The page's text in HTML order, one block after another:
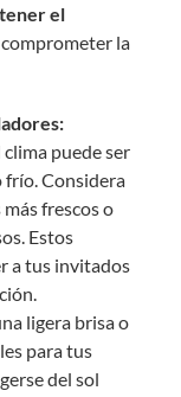
el
la
puede ser
frío. Considera
frescos o
Estos
a tus invitados
ligera brisa o
para tus
del sol